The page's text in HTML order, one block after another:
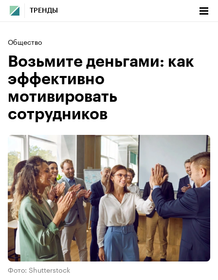
ТРЕНДЫ
Общество
Возьмите деньгами: как
эффективно
мотивировать
сотрудников
Фото: Shutterstock